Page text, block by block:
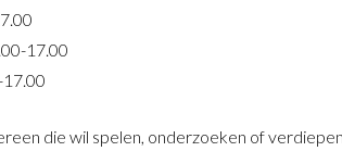
17.00
die wil spelen, onderzoeken of